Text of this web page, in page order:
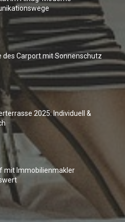
des Carport mit Sonnenschutz
2025: Individuell &
mit Immobilienmakler